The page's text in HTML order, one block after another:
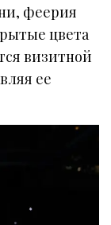
феерия
цвета
визитной
ее